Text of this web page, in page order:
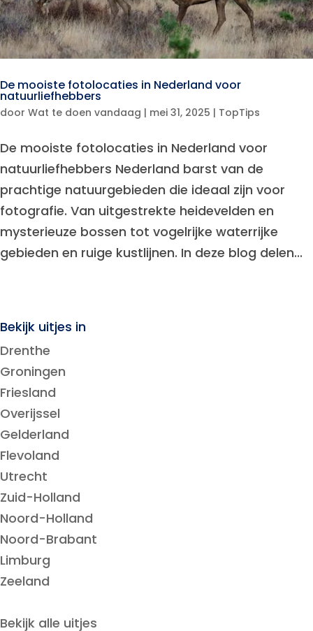
De mooiste fotolocaties in Nederland voor
natuurliefhebbers
door Wat te doen vandaag | mei 31, 2025 | TopTips
De mooiste fotolocaties in Nederland voor
natuurliefhebbers Nederland barst van de
prachtige natuurgebieden die ideaal zijn voor
fotografie. Van uitgestrekte heidevelden en
mysterieuze bossen tot vogelrijke waterrijke
gebieden en ruige kustlijnen. In deze blog delen...
Bekijk uitjes in
Drenthe
Groningen
Friesland
Overijssel
Gelderland
Flevoland
Utrecht
Zuid-Holland
Noord-Holland
Noord-Brabant
Limburg
Zeeland
Bekijk alle uitjes